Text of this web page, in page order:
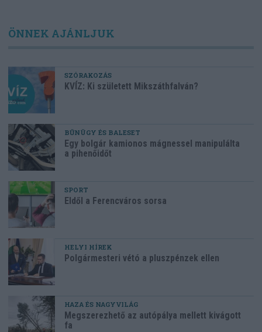
ÖNNEK AJÁNLJUK
SZÓRAKOZÁS
KVÍZ: Ki született Mikszáthfalván?
BŰNÜGY ÉS BALESET
Egy bolgár kamionos mágnessel manipulálta
a pihenőidőt
SPORT
Eldől a Ferencváros sorsa
HELYI HÍREK
Polgármesteri vétó a pluszpénzek ellen
HAZA ÉS NAGYVILÁG
Megszerezhető az autópálya mellett kivágott
fa